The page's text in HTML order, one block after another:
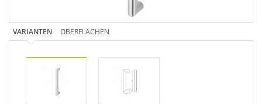
VARIANTEN OBERFLÄCHEN